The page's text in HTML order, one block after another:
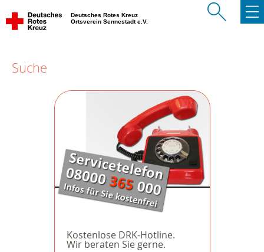
Deutsches Rotes Kreuz
Ortsverein Sennestadt e.V.
Suche
Kostenlose DRK-Hotline.
Wir beraten Sie gerne.